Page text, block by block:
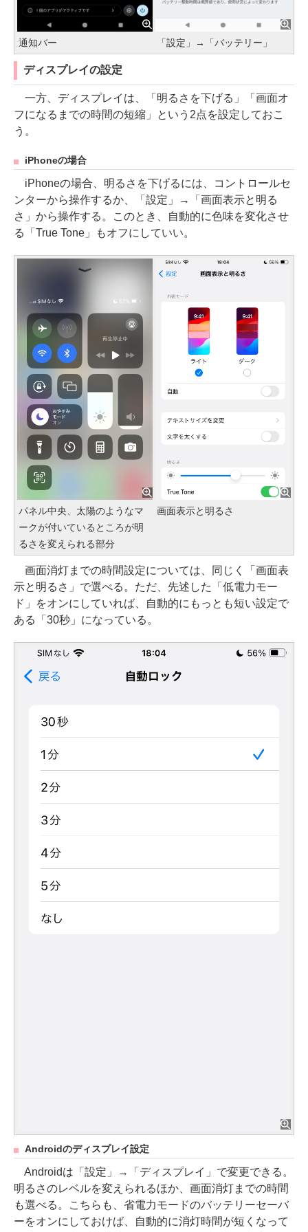
通知バー 「設定」→「バッテリー」
ディスプレイの設定
一方、ディスプレイは、「明るさを下げる」「画面オ
フになるまでの時間の短縮」という2点を設定しておこ
う。
iPhoneの場合
iPhoneの場合、明るさを下げるには、コントロールセ
ンターから操作するか、「設定」→「画面表示と明る
さ」から操作する。このとき、自動的に色味を変化させ
る「True Tone」もオフにしていい。
パネル中央、太陽のようなマ
ークが付いているところが明
るさを変えられる部分
画面表示と明るさ
画面消灯までの時間設定については、同じく「画面表
示と明るさ」で選べる。ただ、先述した「低電力モー
ド」をオンにしていれば、自動的にもっとも短い設定で
ある「30秒」になっている。
Androidのディスプレイ設定
Androidは「設定」→「ディスプレイ」で変更できる。
明るさのレベルを変えられるほか、画面消灯までの時間
も選べる。こちらも、省電力モードのバッテリーセーバ
ーをオンにしておけば、自動的に消灯時間が短くなって